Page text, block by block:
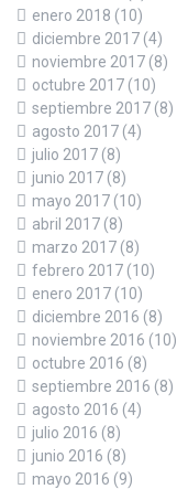
enero 2018 (10)
diciembre 2017 (4)
noviembre 2017 (8)
octubre 2017 (10)
septiembre 2017 (8)
agosto 2017 (4)
julio 2017 (8)
junio 2017 (8)
mayo 2017 (10)
abril 2017 (8)
marzo 2017 (8)
febrero 2017 (10)
enero 2017 (10)
diciembre 2016 (8)
noviembre 2016 (10)
octubre 2016 (8)
septiembre 2016 (8)
agosto 2016 (4)
julio 2016 (8)
junio 2016 (8)
mayo 2016 (9)